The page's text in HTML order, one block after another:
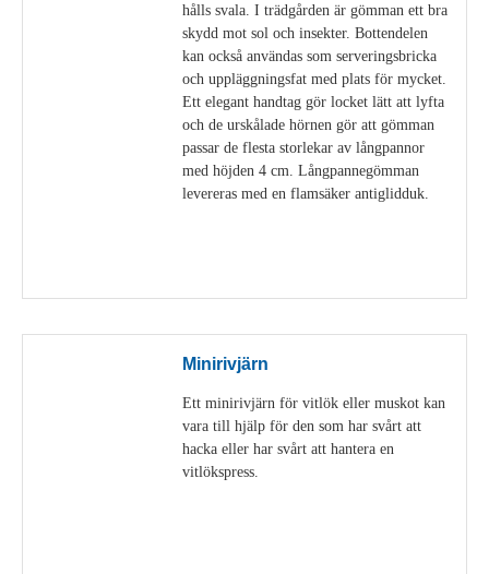
hålls svala. I trädgården är gömman ett bra
skydd mot sol och insekter. Bottendelen
kan också användas som serveringsbricka
och uppläggningsfat med plats för mycket.
Ett elegant handtag gör locket lätt att lyfta
och de urskålade hörnen gör att gömman
passar de flesta storlekar av långpannor
med höjden 4 cm. Långpannegömman
levereras med en flamsäker antiglidduk.
Minirivjärn
Ett minirivjärn för vitlök eller muskot kan
vara till hjälp för den som har svårt att
hacka eller har svårt att hantera en
vitlökspress.